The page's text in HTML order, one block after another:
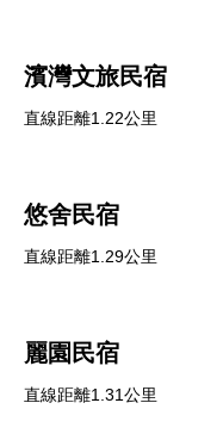
濱灣文旅民宿
直線距離1.22公里
悠舍民宿
直線距離1.29公里
麗園民宿
直線距離1.31公里